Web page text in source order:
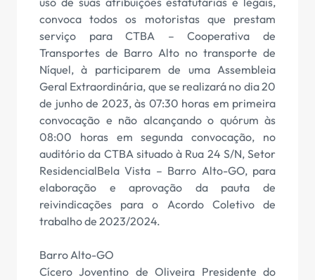
convoca todos os motoristas que prestam
serviço para CTBA – Cooperativa de
Transportes de Barro Alto no transporte de
Níquel, à participarem de uma Assembleia
Geral Extraordinária, que se realizará no dia 20
de junho de 2023, às 07:30 horas em primeira
convocação e não alcançando o quórum às
08:00 horas em segunda convocação, no
auditório da CTBA situado à Rua 24 S/N, Setor
ResidencialBela Vista – Barro Alto-GO, para
elaboração e aprovação da pauta de
reivindicações para o Acordo Coletivo de
trabalho de 2023/2024.
Barro Alto-GO
Cícero Joventino de Oliveira Presidente do